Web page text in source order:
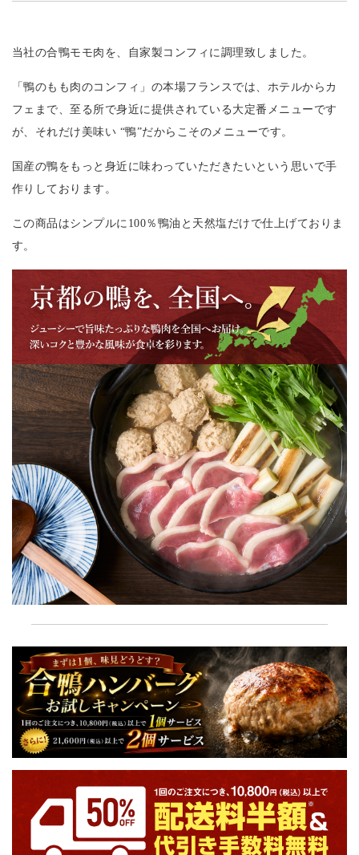
当社の合鴨モモ肉を、自家製コンフィに調理致しました。
「鴨のもも肉のコンフィ」の本場フランスでは、ホテルからカ
フェまで、至る所で身近に提供されている大定番メニューです
が、それだけ美味い “鴨”だからこそのメニューです。
国産の鴨をもっと身近に味わっていただきたいという思いで手
作りしております。
この商品はシンプルに100％鴨油と天然塩だけで仕上げておりま
す。